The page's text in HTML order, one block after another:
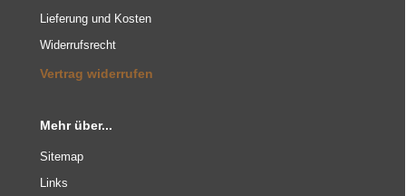
Lieferung und Kosten
Widerrufsrecht
Vertrag widerrufen
Mehr über...
Sitemap
Links